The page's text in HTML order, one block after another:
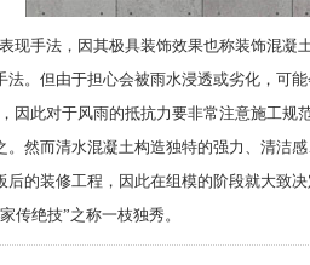
手法，因其极具装饰效果也称装饰混凝
。但由于担心会被雨水浸透或劣化，可能
此对于风雨的抵抗力要非常注意施工规
然而清水混凝土构造独特的强力、清洁
的装修工程，因此在组模的阶段就大致
传绝技”之称一枝独秀。